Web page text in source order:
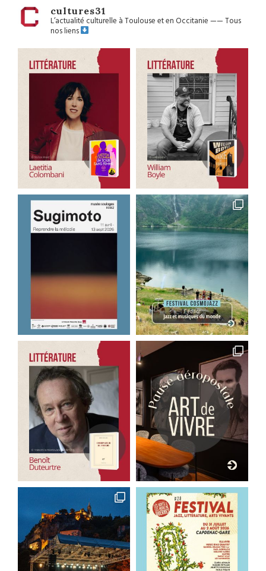
cultures31
L’actualité culturelle à Toulouse et en Occitanie——Tous
nos liens